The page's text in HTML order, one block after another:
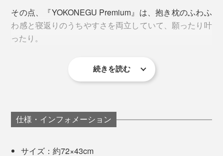
睡眠時以外にも、PC作業をするときや授乳時の「アー
り、枕自体も長持ち。
専用枕カバーは、「 パイル 」と「冷感素材 」の2種類。
どちらもファスナーが長く、伸縮性もあって着脱ラクラ
ク。肌触りのお好みで選んでください。
その点、『YOKONEGU Premium』は、抱き枕のふわふ
わ感と寝返りのうちやすさを両立していて、願ったり叶
ったり。
続きを読む
仕様・インフォメーション
サイズ：約72×43cm